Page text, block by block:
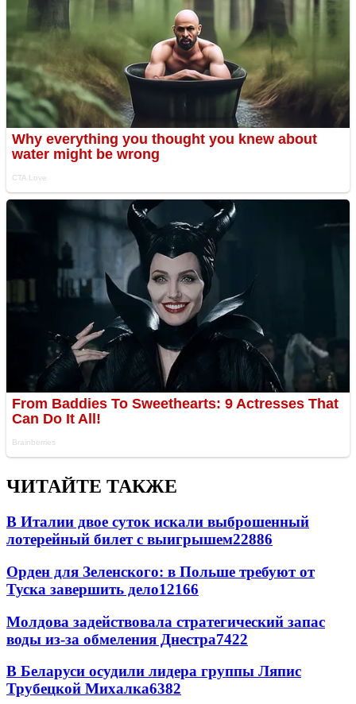
ЧИТАЙТЕ ТАКЖЕ
В Италии двое суток искали выброшенный
лотерейный билет с выигрышем22886
Орден для Зеленского: в Польше требуют от
Туска завершить дело12166
Молдова задействовала стратегический запас
воды из-за обмеления Днестра7422
В Беларуси осудили лидера группы Ляпис
Трубецкой Михалка6382